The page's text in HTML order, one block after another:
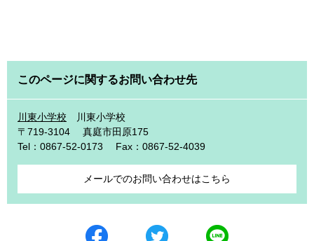
このページに関するお問い合わせ先
川東小学校
川東小学校
〒719-3104
真庭市田原175
Tel：0867-52-0173
Fax：0867-52-4039
メールでのお問い合わせはこちら